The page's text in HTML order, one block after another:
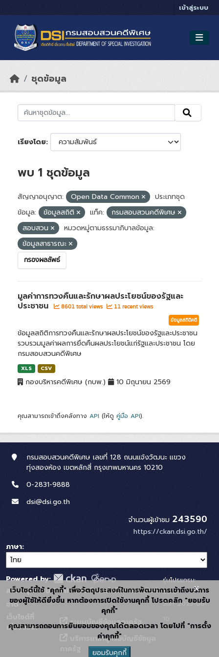
เข้าสู่ระบบ
ชุดข้อมูล
เรียงโดย
พบ 1 ชุดข้อมูล
สัญญาอนุญาต: Open Data Common
ประเภทชุด
ข้อมูล:
ข้อมูลสถิติ แท็ค:
กรมสอบสวนคดีพิเศษ
สอบสวน
หมวดหมู่ตามธรรมาภิบาลข้อมูล:
ข้อมูลสาธารณะ
กรองผลลัพธ์
มูลค่าการทวงคืนและรักษาผลประโยชน์ของรัฐและ
ประชาชน
8601 total views 11 recent views
ข้อมูลสถิติคดี
ข้อมูลสถิติการทวงคืนและรักษาผลประโยชน์ของรัฐและประชาชน
รวบรวมมูลค่าผลการยึดคืนผลประโยชน์แก่รัฐและประชาชน โดย
กรมสอบสวนคดีพิเศษ
XLS CSV
กองบริหารคดีพิเศษ (กบพ.) 10 มิถุนายน 2569
คุณสามารถเข้าถึงคลังทาง API (ให้ดู คู่มือ API).
กรมสอบสวนคดีพิเศษ เลขที่ 128 ถนนแจ้งวัฒนะ แขวง
ทุ่งสองห้อง เขตหลักสี่ กรุงเทพมหานคร 10210
0-2831-9888
dsi@dsi.go.th
จำนวนผู้เข้าชม 243590
https://ckan.dsi.go.th/
ภาษา
Powered by:
สนับสนุนระบบ Thai-GDC โดย สำนักงานสถิติแห่ง
ชาติ
เกี่ยวข้อง:
ระบบบัญชีข้อมูลภาครัฐ
บริการนามานุกรมบัญชีข้อมูล
รุ่นโปรแกรม:
3.0.0
วันที่: 2025-06-
เว็บไซต์นี้ใช้ "คุกกี้" เพื่อวัตถุประสงค์ในการพัฒนาการเข้าถึงบริการ
ของผู้ใช้ให้ดียิ่งขึ้น หากต้องการเปิดใช้งานคุกกี้ โปรดคลิก "ยอมรับ
คุกกี้"
คุณสามารถถอนการยินยอมของคุณได้ตลอดเวลา โดยไปที่ "การตั้ง
ค่าคุกกี้"
ยอมรับคุกกี้
x